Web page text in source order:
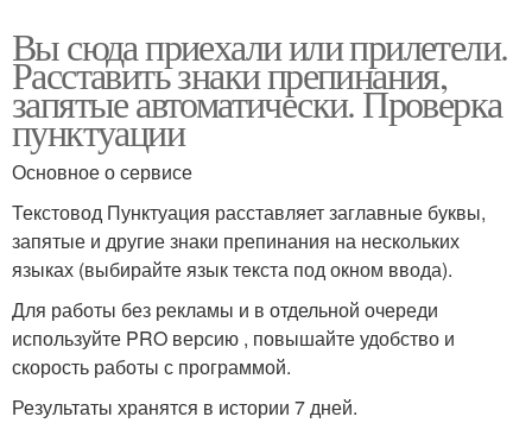
Вы сюда приехали или прилетели.
Расставить знаки препинания,
запятые автоматически. Проверка
пунктуации
Основное о сервисе
Текстовод Пунктуация расставляет заглавные буквы,
запятые и другие знаки препинания на нескольких
языках (выбирайте язык текста под окном ввода).
Для работы без рекламы и в отдельной очереди
используйте PRO версию , повышайте удобство и
скорость работы с программой.
Результаты хранятся в истории 7 дней.